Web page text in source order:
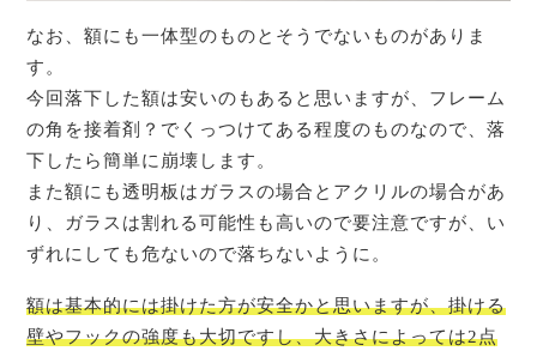
なお、額にも一体型のものとそうでないものがありま
す。
今回落下した額は安いのもあると思いますが、フレーム
の角を接着剤？でくっつけてある程度のものなので、落
下したら簡単に崩壊します。
また額にも透明板はガラスの場合とアクリルの場合があ
り、ガラスは割れる可能性も高いので要注意ですが、い
ずれにしても危ないので落ちないように。
額は基本的には掛けた方が安全かと思いますが、掛ける
壁やフックの強度も大切ですし、大きさによっては2点